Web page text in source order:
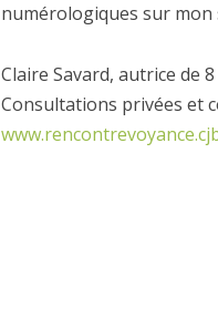
numérologiques sur
Claire Savard, autrice de
Consultations privées et